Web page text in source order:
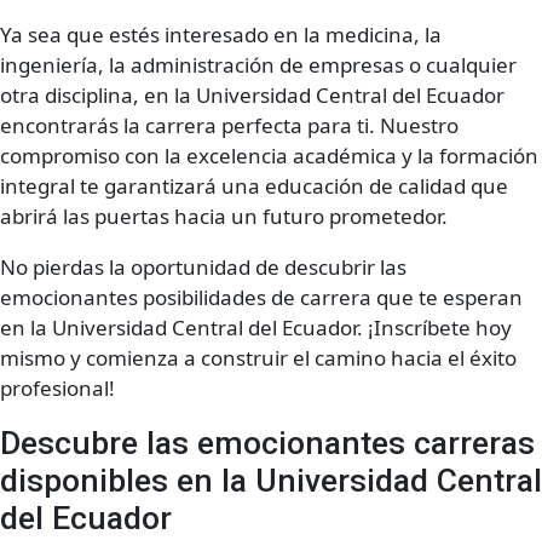
Ya sea que estés interesado en la medicina, la
ingeniería, la administración de empresas o cualquier
otra disciplina, en la Universidad Central del Ecuador
encontrarás la carrera perfecta para ti. Nuestro
compromiso con la excelencia académica y la formación
integral te garantizará una educación de calidad que
abrirá las puertas hacia un futuro prometedor.
No pierdas la oportunidad de descubrir las
emocionantes posibilidades de carrera que te esperan
en la Universidad Central del Ecuador. ¡Inscríbete hoy
mismo y comienza a construir el camino hacia el éxito
profesional!
Descubre las emocionantes carreras
disponibles en la Universidad Central
del Ecuador